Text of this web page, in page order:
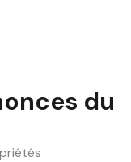
du